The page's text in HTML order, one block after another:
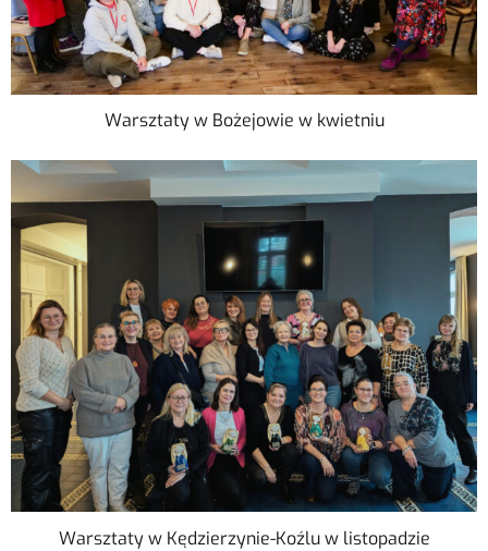
Warsztaty w Bożejowie w kwietniu
Warsztaty w Kędzierzynie-Koźlu w listopadzie